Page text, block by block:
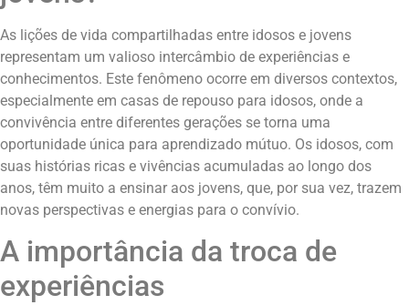
As lições de vida compartilhadas entre idosos e jovens
representam um valioso intercâmbio de experiências e
conhecimentos. Este fenômeno ocorre em diversos contextos,
especialmente em casas de repouso para idosos, onde a
convivência entre diferentes gerações se torna uma
oportunidade única para aprendizado mútuo. Os idosos, com
suas histórias ricas e vivências acumuladas ao longo dos
anos, têm muito a ensinar aos jovens, que, por sua vez, trazem
novas perspectivas e energias para o convívio.
A importância da troca de
experiências